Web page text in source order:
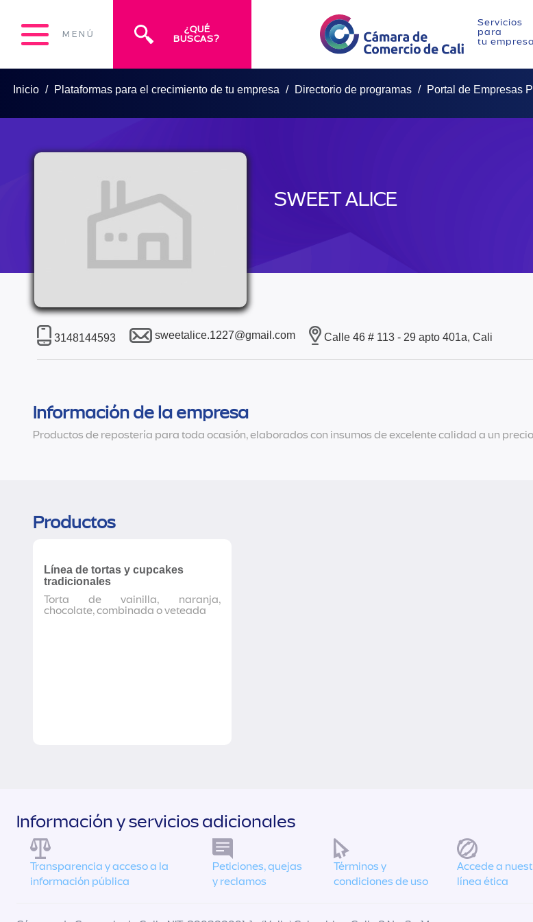
MENÚ
¿QUÉ
BUSCAS?
Servicios
para
tu empresa
Inicio Plataformas para el crecimiento de tu empresa Directorio de programas Portal de Empresas
SWEET ALICE
3148144593 sweetalice.1227@gmail.com Calle 46 # 113 - 29 apto 401a, Cali
Información de la empresa
Productos de repostería para toda ocasión, elaborados con insumos de excelente calidad a un
Productos
Línea de tortas y cupcakes
tradicionales
Torta de vainilla, naranja,
chocolate, combinada o veteada
Información y servicios adicionales
Transparencia y acceso a la
información pública
Peticiones, quejas
y reclamos
Términos y
condiciones de uso
Accede a
línea ética